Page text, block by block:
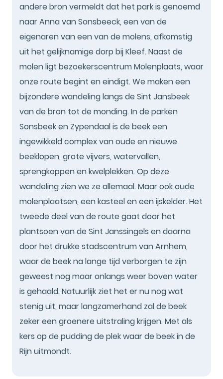
andere bron vermeldt dat het park is genoemd
naar Anna van Sonsbeeck, een van de
eigenaren van een van de molens, afkomstig
uit het gelijknamige dorp bij Kleef. Naast de
molen ligt bezoekerscentrum Molenplaats, waar
onze route begint en eindigt. We maken een
bijzondere wandeling langs de Sint Jansbeek
van de bron tot de monding. In de parken
Sonsbeek en Zypendaal is de beek een
ingewikkeld complex van oude en nieuwe
beeklopen, grote vijvers, watervallen,
sprengkoppen en kwelplekken. Op deze
wandeling zien we ze allemaal. Maar ook oude
molenplaatsen, een kasteel en een ijskelder. Het
tweede deel van de route gaat door het
plantsoen van de Sint Janssingels en daarna
door het drukke stadscentrum van Arnhem,
waar de beek na lange tijd verborgen te zijn
geweest nog maar onlangs weer boven water
is gehaald. Natuurlijk ziet het er nu nog wat
stenig uit, maar langzamerhand zal de beek
zeker een groenere uitstraling krijgen. Met als
kers op de pudding de plek waar de beek in de
Rijn uitmondt.